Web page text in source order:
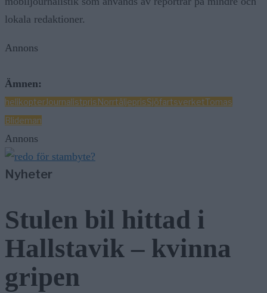
lokala redaktioner.
Annons
Ämnen:
helikopterJournalistprisNorrtäljeprisSjöfartsverketTomas
Blideman
Annons
Nyheter
Stulen bil hittad i
Hallstavik – kvinna
gripen